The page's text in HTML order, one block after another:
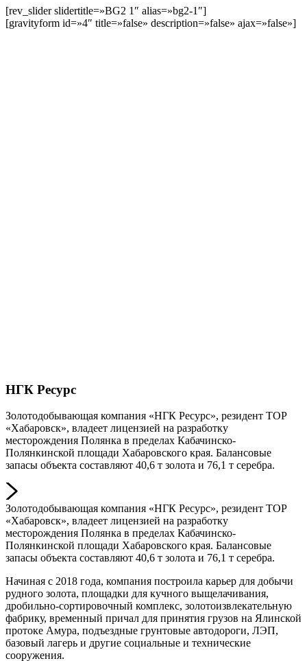
[rev_slider slidertitle=»BG2 1″ alias=»bg2-1″]
[gravityform id=»4″ title=»false» description=»false» ajax=»false»]
НГК Ресурс
Золотодобывающая компания «НГК Ресурс», резидент ТОР
«Хабаровск», владеет лицензией на разработку
месторождения Полянка в пределах Кабачинско-
Полянкинской площади Хабаровского края. Балансовые
запасы объекта составляют 40,6 т золота и 76,1 т серебра.
Золотодобывающая компания «НГК Ресурс», резидент ТОР
«Хабаровск», владеет лицензией на разработку
месторождения Полянка в пределах Кабачинско-
Полянкинской площади Хабаровского края. Балансовые
запасы объекта составляют 40,6 т золота и 76,1 т серебра.
Начиная с 2018 года, компания построила карьер для добычи
рудного золота, площадки для кучного выщелачивания,
дробильно-сортировочный комплекс, золотоизвлекательную
фабрику, временный причал для принятия грузов на Ялинской
протоке Амура, подъездные грунтовые автодороги, ЛЭП,
базовый лагерь и другие социальные и технические
сооружения.